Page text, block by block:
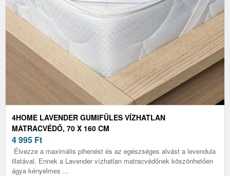
4HOME LAVENDER GUMIFÜLES VÍZHATLAN
MATRACVÉDŐ, 70 X 160 CM
4 995 Ft
Élvezze a maximális pihenést és az egészséges alvást a levendula
illatával. Ennek a Lavender vízhatlan matracvédőnek köszönhetően
ágya kényelmes ...